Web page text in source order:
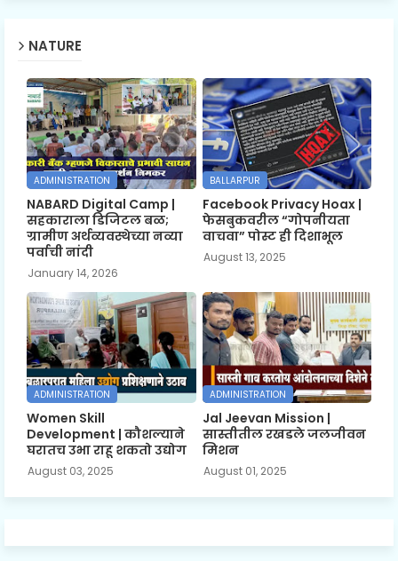
NATURE
ADMINISTRATION
NABARD Digital Camp |
सहकाराला डिजिटल बळ;
ग्रामीण अर्थव्यवस्थेच्या नव्या
पर्वाची नांदी
January 14, 2026
BALLARPUR
Facebook Privacy Hoax |
फेसबुकवरील “गोपनीयता
वाचवा” पोस्ट ही दिशाभूल
August 13, 2025
ADMINISTRATION
Women Skill
Development | कौशल्याने
घरातच उभा राहू शकतो उद्योग
August 03, 2025
ADMINISTRATION
Jal Jeevan Mission |
सास्तीतील रखडले जलजीवन
मिशन
August 01, 2025